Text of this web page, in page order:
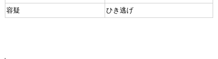
容疑
ひき逃げ